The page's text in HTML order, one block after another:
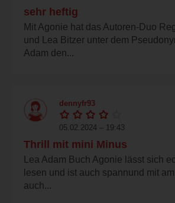
sehr heftig
Mit Agonie hat das Autoren-Duo
und Lea Bitzer unter dem
Adam den...
dennyfr93
05.02.2024 – 19:43
Thrill mit mini Minus
Lea Adam Buch Agonie lässt sich
lesen und ist auch spannund mit
auch...